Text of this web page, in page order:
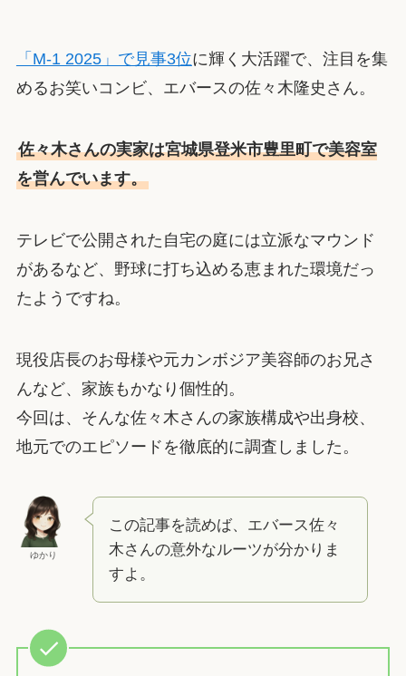
「M-1 2025」で見事3位に輝く大活躍で、注目を集
めるお笑いコンビ、エバースの佐々木隆史さん。
佐々木さんの実家は宮城県登米市豊里町で美容室
を営んでいます。
テレビで公開された自宅の庭には立派なマウンド
があるなど、野球に打ち込める恵まれた環境だっ
たようですね。
現役店長のお母様や元カンボジア美容師のお兄さ
んなど、家族もかなり個性的。
今回は、そんな佐々木さんの家族構成や出身校、
地元でのエピソードを徹底的に調査しました。
ゆかり
この記事を読めば、エバース佐々
木さんの意外なルーツが分かりま
すよ。